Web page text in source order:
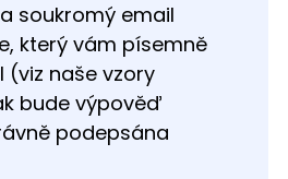
soukromý email
který vám písemně
(viz naše vzory
bude výpověď
podepsána